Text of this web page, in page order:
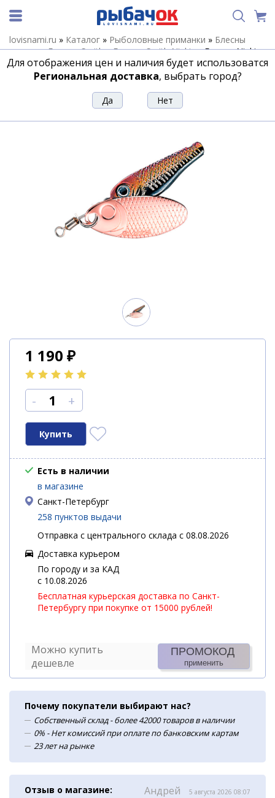
lovisnami.ru » Каталог » Рыболовные приманки » Блесны
летние»Блесны Smith»Блесны Smith Niakis»Блесна Niakis
12,0гр. №04K
Блесна Niakis 12,0гр. №04K
1 190 ₽
- +
Есть в наличии
в магазине
Санкт-Петербург
258 пунктов выдачи
Отправка с центрального склада с 08.08.2026
Доставка курьером
По городу и за КАД
c 10.08.2026
Бесплатная курьерская доставка по Санкт-
Петербургу при покупке от 15000 рублей!
Можно купить
дешевле
ПРОМОКОД
применить
Почему покупатели выбирают нас?
Собственный склад - более 42000 товаров в наличии
0% - Нет комиссий при оплате по банковским картам
23 лет на рынке
Отзыв о магазине: Андрей 5 августа 2026 08:07
Для отображения цен и наличия будет использоватся
Региональная доставка, выбрать город?